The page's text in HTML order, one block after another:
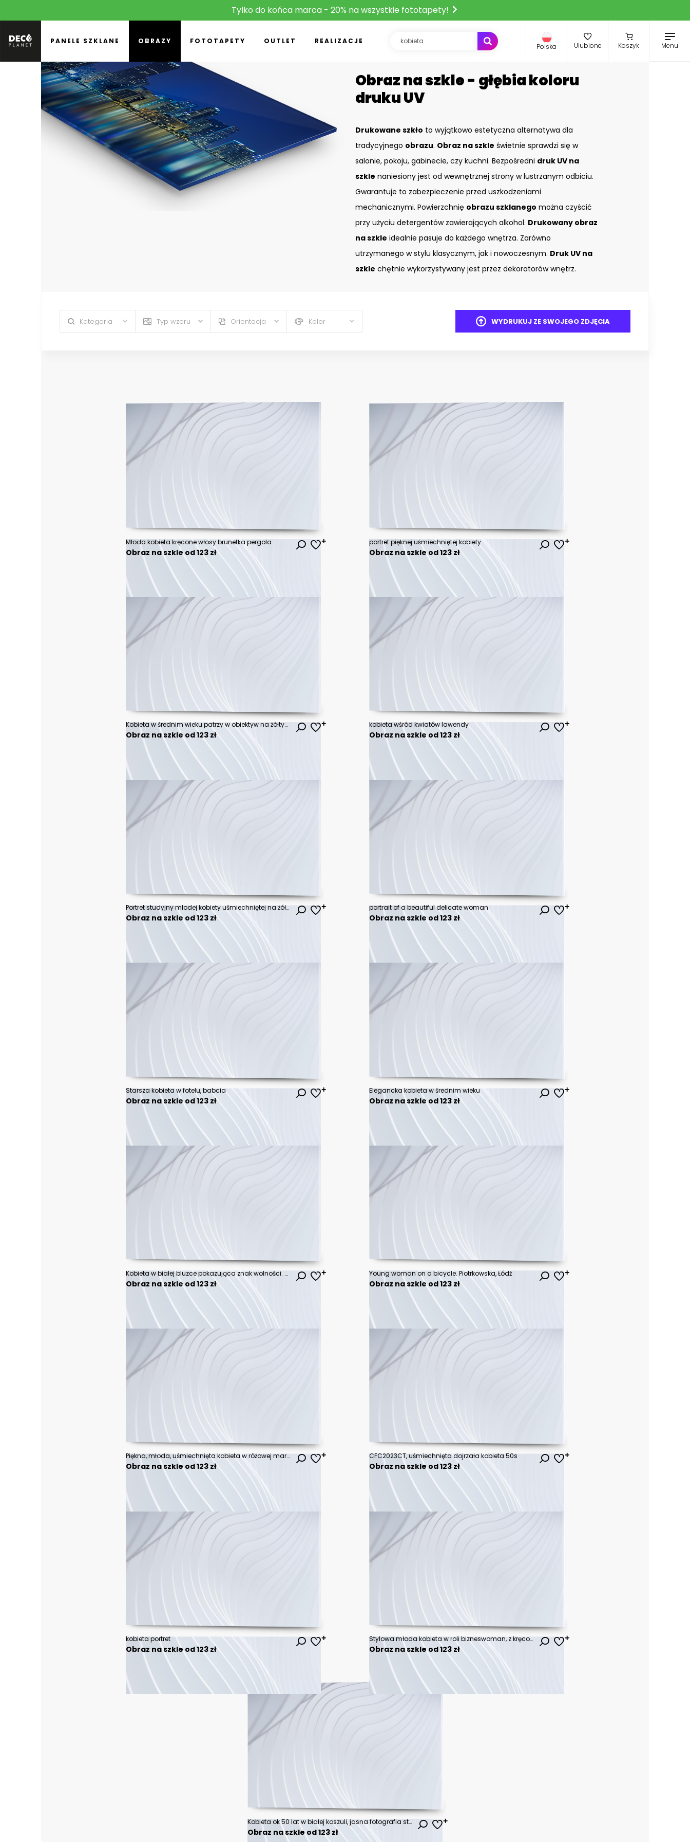
Tylko do końca marca - 20% na wszystkie fototapety!
PANELE SZKLANE OBRAZY FOTOTAPETY OUTLET REALIZACJE
Polska Ulubione Koszyk Menu
Obraz na szkle - głębia koloru
druku UV
Drukowane szkło to wyjątkowo estetyczna alternatywa dla
tradycyjnego obrazu. Obraz na szkle świetnie sprawdzi się w
salonie, pokoju, gabinecie, czy kuchni. Bezpośredni druk UV na
szkle naniesiony jest od wewnętrznej strony w lustrzanym odbiciu.
Gwarantuje to zabezpieczenie przed uszkodzeniami
mechanicznymi. Powierzchnię obrazu szklanego można czyścić
przy użyciu detergentów zawierających alkohol. Drukowany obraz
na szkle idealnie pasuje do każdego wnętrza. Zarówno
utrzymanego w stylu klasycznym, jak i nowoczesnym. Druk UV na
szkle chętnie wykorzystywany jest przez dekoratorów wnętrz.
Kategoria Typ wzoru Orientacja Kolor WYDRUKUJ ZE SWOJEGO ZDJĘCIA
Młoda kobieta kręcone włosy brunetka pergola
Obraz na szkle od 123 zł
portret pięknej uśmiechniętej kobiety
Obraz na szkle od 123 zł
Kobieta w średnim wieku patrzy w obiektyw na żółtym tle.
Obraz na szkle od 123 zł
kobieta wśród kwiatów lawendy
Obraz na szkle od 123 zł
Portret studyjny młodej kobiety uśmiechniętej na żółtym tle z dużą ilością wolnego tła
Obraz na szkle od 123 zł
portrait of a beautiful delicate woman
Obraz na szkle od 123 zł
Starsza kobieta w fotelu, babcia
Obraz na szkle od 123 zł
Elegancka kobieta w średnim wieku
Obraz na szkle od 123 zł
Kobieta w białej bluzce pokazująca znak wolności. Dziewczyna z szeroko rozstawionymi rękami w polu słoneczników.
Obraz na szkle od 123 zł
Young woman on a bicycle. Piotrkowska, Łódź
Obraz na szkle od 123 zł
Piękna, młoda, uśmiechnięta kobieta w różowej marynarce z laptopem na jasnym tle.
Obraz na szkle od 123 zł
CFC2023CT, uśmiechnięta dojrzała kobieta 50s
Obraz na szkle od 123 zł
kobieta portret
Obraz na szkle od 123 zł
Stylowa młoda kobieta w roli bizneswoman, z kręconymi blond włosami i okularami, które dodają jej nowoczesnego i profesjonalnego wyglądu.
Obraz na szkle od 123 zł
Kobieta ok 50 lat w białej koszuli, jasna fotografia studyjna, dzień menopauzy, tło dla projektu baner, generative ai
Obraz na szkle od 123 zł